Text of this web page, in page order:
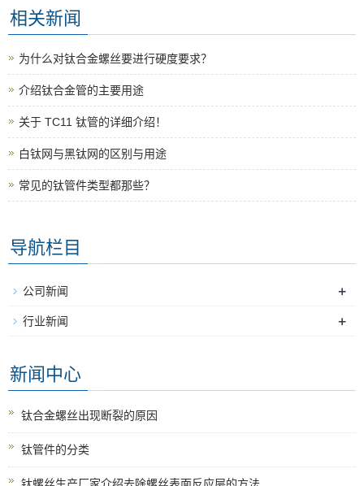
相关新闻
为什么对钛合金螺丝要进行硬度要求？
介绍钛合金管的主要用途
关于 TC11 钛管的详细介绍！
白钛网与黑钛网的区别与用途
常见的钛管件类型都那些？
导航栏目
公司新闻 +
行业新闻 +
新闻中心
钛合金螺丝出现断裂的原因
钛管件的分类